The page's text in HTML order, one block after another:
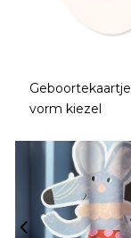
Geboortekaartje
vorm kiezel